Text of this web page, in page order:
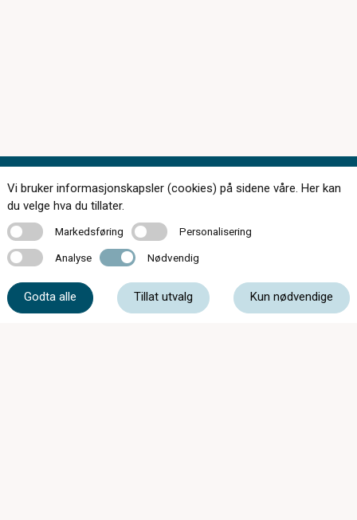
Kontakt oss
Vi bruker informasjonskapsler (cookies) på sidene våre. Her kan
du velge hva du tillater.
MarkedsføringMarkedsføring PersonaliseringPersonalisering
Analyse Analyse Nødvendig Nødvendig
Godta alle Tillat utvalg Kun nødvendige